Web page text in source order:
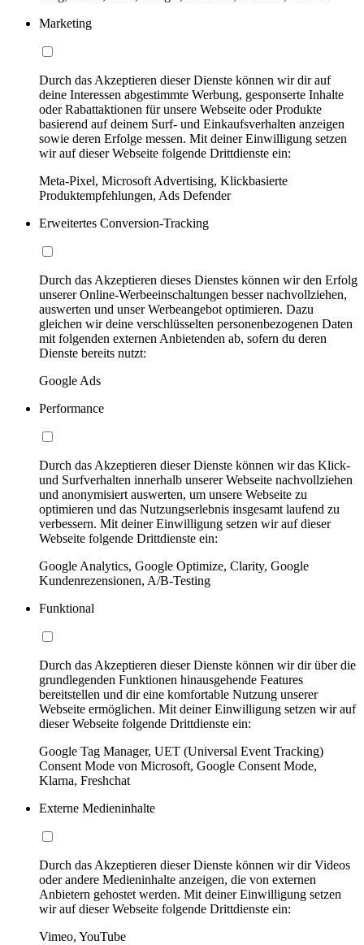
Marketing
Durch das Akzeptieren dieser Dienste können wir dir auf
deine Interessen abgestimmte Werbung, gesponserte Inhalte
oder Rabattaktionen für unsere Webseite oder Produkte
basierend auf deinem Surf- und Einkaufsverhalten anzeigen
sowie deren Erfolge messen. Mit deiner Einwilligung setzen
wir auf dieser Webseite folgende Drittdienste ein:
Meta-Pixel, Microsoft Advertising, Klickbasierte
Produktempfehlungen, Ads Defender
Erweitertes Conversion-Tracking
Durch das Akzeptieren dieses Dienstes können wir den Erfolg
unserer Online-Werbeeinschaltungen besser nachvollziehen,
auswerten und unser Werbeangebot optimieren. Dazu
gleichen wir deine verschlüsselten personenbezogenen Daten
mit folgenden externen Anbietenden ab, sofern du deren
Dienste bereits nutzt:
Google Ads
Performance
Durch das Akzeptieren dieser Dienste können wir das Klick-
und Surfverhalten innerhalb unserer Webseite nachvollziehen
und anonymisiert auswerten, um unsere Webseite zu
optimieren und das Nutzungserlebnis insgesamt laufend zu
verbessern. Mit deiner Einwilligung setzen wir auf dieser
Webseite folgende Drittdienste ein:
Google Analytics, Google Optimize, Clarity, Google
Kundenrezensionen, A/B-Testing
Funktional
Durch das Akzeptieren dieser Dienste können wir dir über die
grundlegenden Funktionen hinausgehende Features
bereitstellen und dir eine komfortable Nutzung unserer
Webseite ermöglichen. Mit deiner Einwilligung setzen wir auf
dieser Webseite folgende Drittdienste ein:
Google Tag Manager, UET (Universal Event Tracking)
Consent Mode von Microsoft, Google Consent Mode,
Klarna, Freshchat
Externe Medieninhalte
Durch das Akzeptieren dieser Dienste können wir dir Videos
oder andere Medieninhalte anzeigen, die von externen
Anbietern gehostet werden. Mit deiner Einwilligung setzen
wir auf dieser Webseite folgende Drittdienste ein:
Vimeo, YouTube